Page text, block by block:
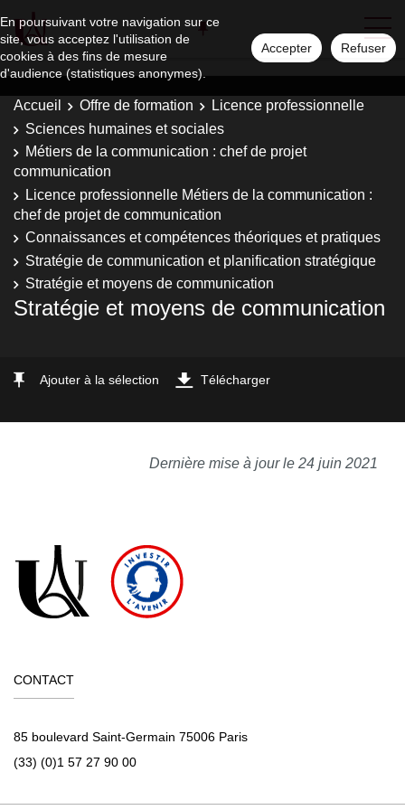
En poursuivant votre navigation sur ce
site, vous acceptez l'utilisation de
cookies à des fins de mesure
d'audience (statistiques anonymes).
Accepter Refuser
Accueil Offre de formation
Licence professionnelle
Sciences humaines et sociales
Métiers de la communication : chef de projet
communication
Licence professionnelle Métiers de la communication :
chef de projet de communication
Connaissances et compétences théoriques et pratiques
Stratégie de communication et planification stratégique
Stratégie et moyens de communication
Stratégie et moyens de communication
Ajouter à la sélection Télécharger
Dernière mise à jour le 24 juin 2021
CONTACT
85 boulevard Saint-Germain 75006 Paris
(33) (0)1 57 27 90 00